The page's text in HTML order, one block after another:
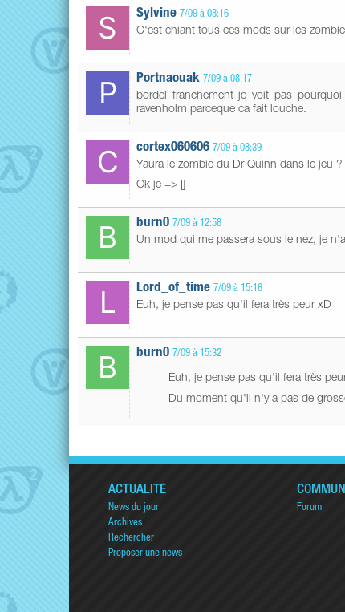
Sylvine 7/09 à 08:16
C'est chiant tous ces mods sur les
Portnaouak 7/09 à 08:17
bordel franchement je voit pas
ravenholm parceque ca fait louche.
cortex060606 7/09 à 08:39
Yaura le zombie du Dr Quinn dans le jeu ?
Ok je => []
burn0 7/09 à 12:58
Un mod qui me passera sous le nez, je
Lord_of_time 7/09 à 15:16
Euh, je pense pas qu'il fera très peur xD
burn0 7/09 à 15:32
Euh, je pense pas qu'il fera très
Du moment qu'il n'y a pas de
ACTUALITÉ
News du jour
Archives
Rechercher
Proposer une news
Forum